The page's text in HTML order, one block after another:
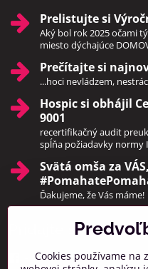
Prelistujte si
Aký bol rok 2025 očami
miesto dýchajúce
Prečítajte si
...hoci nevládzem,
Hospic si obhájil
9001
recertifikačný audit
spĺňa požiadavky normy
Svätá omša za
Ďakujeme, že Vás máme!
Pridajte sa k nám
Facebook Instagram
Cookies používame na